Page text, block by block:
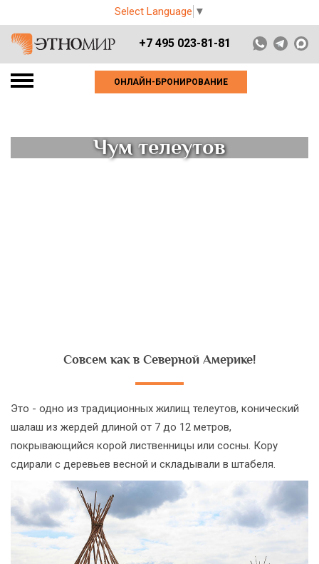
Select Language ▼
+7 495 023-81-81
ОНЛАЙН-БРОНИРОВАНИЕ
Чум телеутов
Совсем как в Северной Америке!
Это - одно из традиционных жилищ телеутов, конический
шалаш из жердей длиной от 7 до 12 метров,
покрывающийся корой лиственницы или сосны. Кору
сдирали с деревьев весной и складывали в штабеля.